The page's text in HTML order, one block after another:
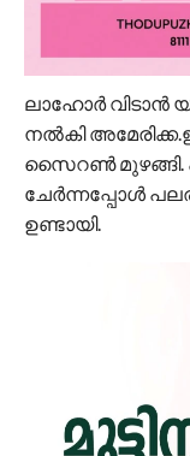
ലാഹോർ വിടാൻ
നൽകി
സൈറൺ മുഴങ്ങി.
ചേർന്നപ്പോൾ
ഉണ്ടായി.